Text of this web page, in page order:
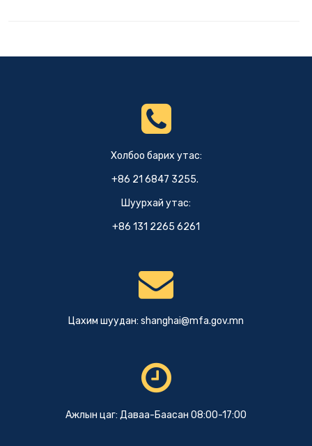
Холбоо барих утас:
+86 21 6847 3255.
Шуурхай утас:
+86 131 2265 6261
Цахим шуудан: shanghai@mfa.gov.mn
Ажлын цаг: Даваа-Баасан 08:00-17:00